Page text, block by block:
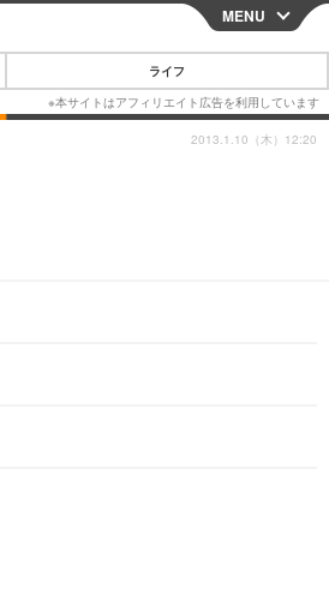
CLOSE
MENU
ライフ
2013.1.10（木）12:20